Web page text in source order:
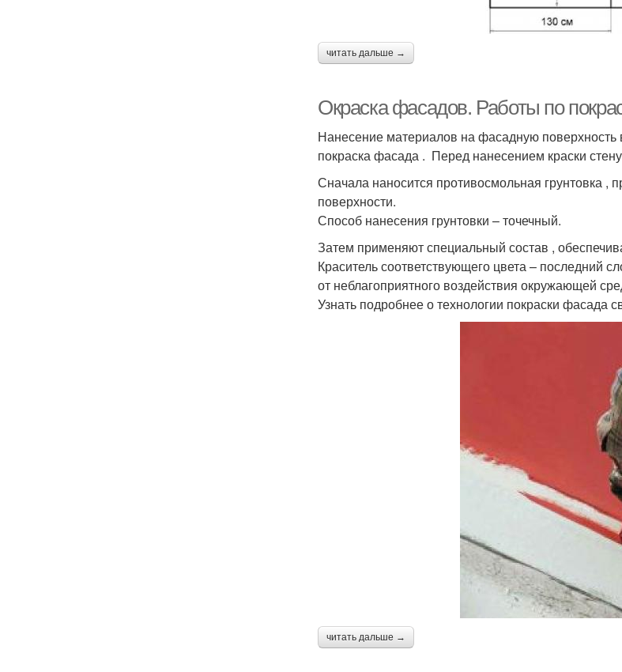
читать дальше →
Окраска фасадов. Работы по
Нанесение материалов на фасадную поверхность
покраска фасада . Перед нанесением краски
Сначала наносится противосмольная грунтовка
поверхности.
Способ нанесения грунтовки – точечный.
Затем применяют специальный состав ,
Краситель соответствующего цвета – последний
от неблагоприятного воздействия окружающей
Узнать подробнее о технологии покраски
читать дальше →